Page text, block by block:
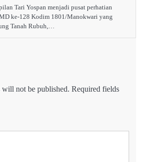
Tari Yospan menjadi pusat perhatian
ke-128 Kodim 1801/Manokwari yang
Tanah Rubuh,…
will not be published. Required fields